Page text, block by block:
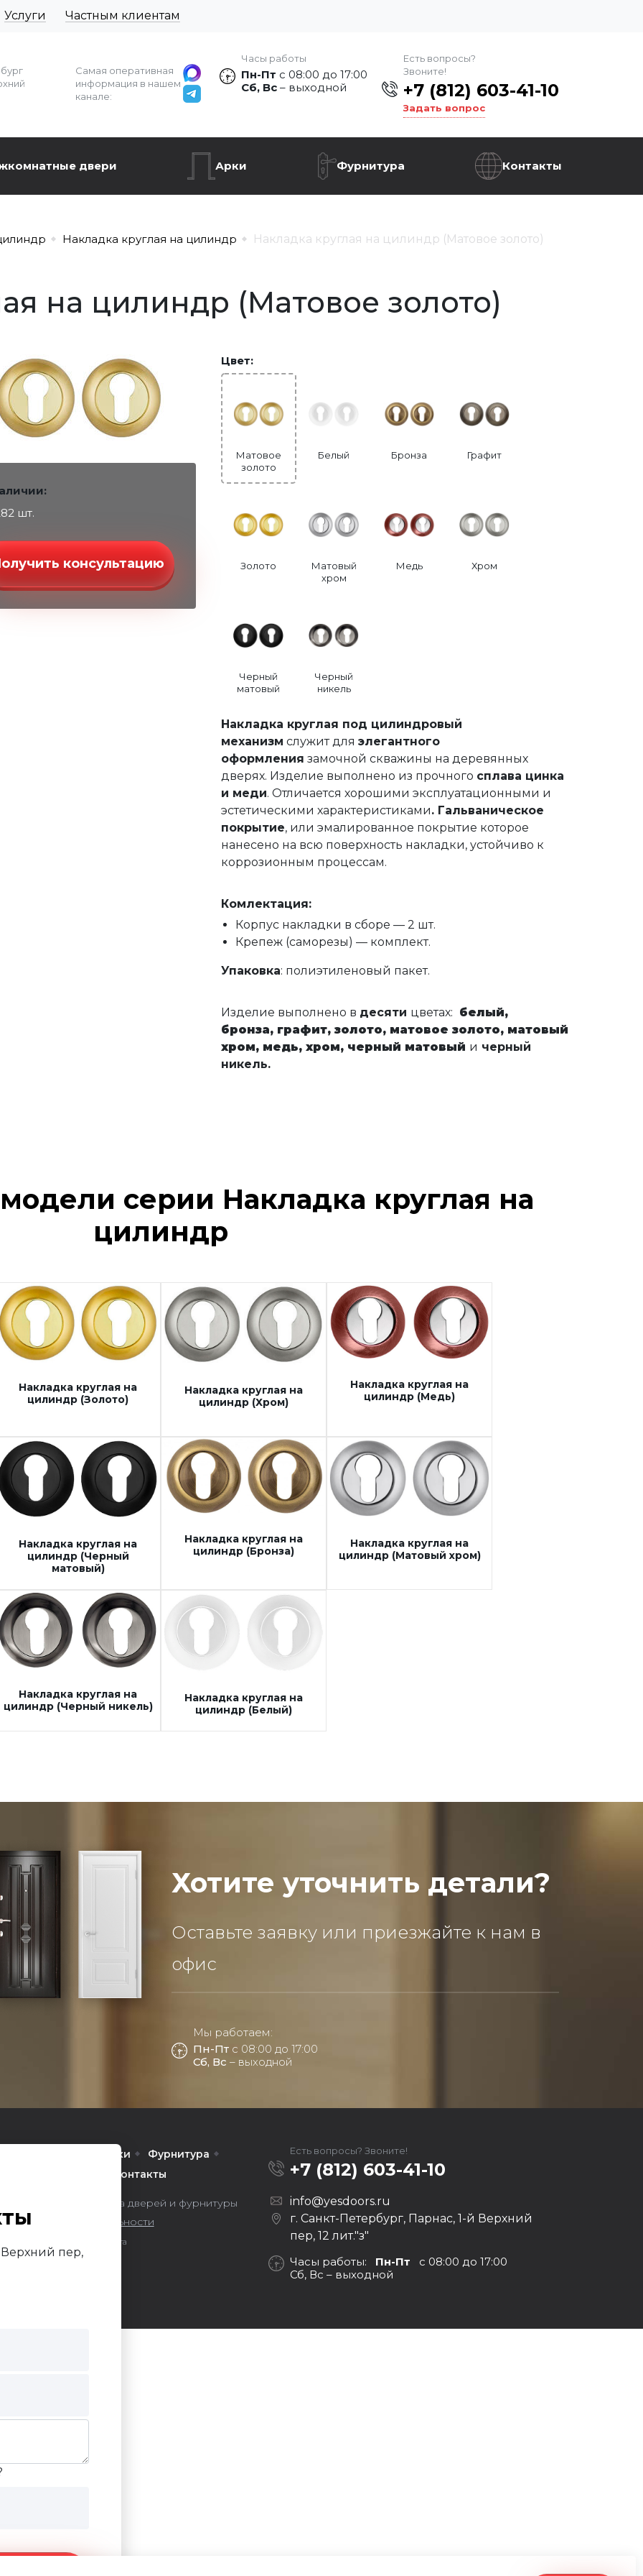
Услуги Частным клиентам
Самая оперативная
информация в нашем
канале:
Часы работы
Пн-Пт с 08:00 до 17:00
Сб, Вс – выходной
Есть вопросы?
Звоните!
+7 (812) 603-41-10
Задать вопрос
двери Арки Фурнитура Контакты
Накладка круглая на цилиндр Накладка круглая на цилиндр (Матовое золото)
на цилиндр (Матовое золото)
шт.
Получить консультацию
Цвет:
Белый Бронза Графит
Золото
Матовое
золото
Матовый
хром
Медь Хром
Черный
матовый
Черный
никель
Накладка круглая под цилиндровый
механизм служит для элегантного
оформления замочной скважины на деревянных
дверях. Изделие выполнено из прочного сплава цинка
и меди. Отличается хорошими эксплуатационными и
эстетическими характеристиками. Гальваническое
покрытие, или эмалированное покрытие которое
нанесено на всю поверхность накладки, устойчиво к
коррозионным процессам.
Комлектация:
Корпус накладки в сборе — 2 шт.
Крепеж (саморезы) — комплект.
Упаковка: полиэтиленовый пакет.
Изделие выполнено в десяти цветах: белый,
бронза, графит, золото, матовое золото, матовый
хром, медь, хром, черный матовый и черный
никель.
серии Накладка круглая на
цилиндр
Накладка круглая на
цилиндр (Золото)
Накладка круглая на
цилиндр (Хром)
Накладка круглая на
цилиндр (Медь)
Накладка круглая на
цилиндр (Черный
матовый)
Накладка круглая на
цилиндр (Бронза)
Накладка круглая на
цилиндр (Матовый хром)
Накладка круглая на
цилиндр (Черный никель)
Накладка круглая на
цилиндр (Белый)
Хотите уточнить детали?
Оставьте заявку или приезжайте к нам в
офис
Мы работаем:
Пн-Пт с 08:00 до 17:00
Сб, Вс – выходной
Верхний пер,
Арки
Фурнитура
Контакты
— оптовая продажа дверей и фурнитуры
конфиденциальности
Продвижение сайта
Darvin Studio
Есть вопросы? Звоните!
+7 (812) 603-41-10
info@yesdoors.ru
г. Санкт-Петербург, Парнас, 1-й Верхний
пер, 12 лит."з"
Часы работы: Пн-Пт с 08:00 до 17:00
Сб, Вс – выходной